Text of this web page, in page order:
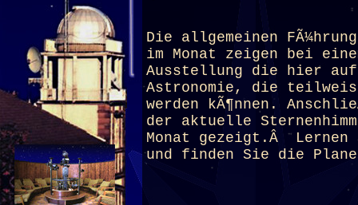
Die allgemeinen
im Monat zeigen bei
Ausstellung die hier
Astronomie, die
werden kÃ¶nnen.
der aktuelle
Monat gezeigt.Â
und finden Sie die